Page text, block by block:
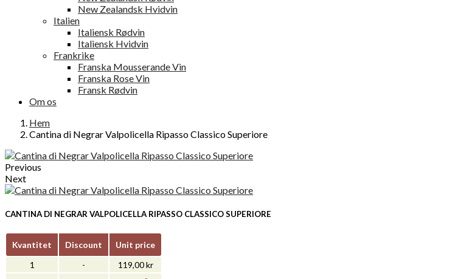
New Zealandsk Hvidvin
Italien
Italiensk Rødvin
Italiensk Hvidvin
Frankrike
Franska Mousserande Vin
Franska Rose Vin
Fransk Rødvin
Om os
Hem
Cantina di Negrar Valpolicella Ripasso Classico Superiore
Previous
Next
CANTINA DI NEGRAR VALPOLICELLA RIPASSO CLASSICO SUPERIORE
Kvantitet Discount
Unit price
1
-
119,00 kr